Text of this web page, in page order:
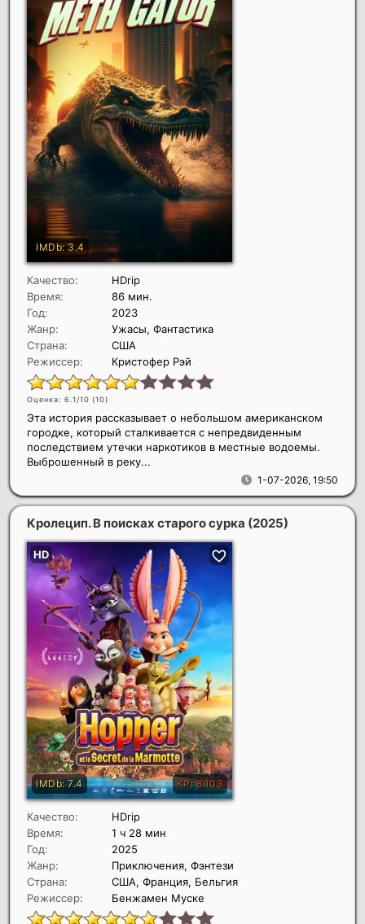
Качество:
HDrip
Время:
86 мин.
Год:
2023
Жанр:
Ужасы, Фантастика
Страна:
США
Режиссер:
Кристофер Рэй
Оценка: 6.1/10 (10)
1-07-2026, 19:50
Эта история рассказывает о небольшом американском
городке, который сталкивается с непредвиденным
последствием утечки наркотиков в местные водоемы.
Выброшенный в реку...
Кролецип. В поисках старого сурка (2025)
Качество:
HDrip
Время:
1 ч 28 мин
Год:
2025
Жанр:
Приключения, Фэнтези
Страна:
США, Франция, Бельгия
Режиссер:
Бенжамен Муске